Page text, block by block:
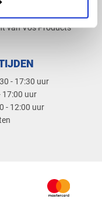
2026
van Vos Products
- 17:30 uur
17:00 uur
- 12:00 uur